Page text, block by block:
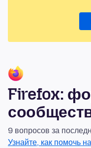
Firefox:
9 вопросов за
Узнайте, как помочь